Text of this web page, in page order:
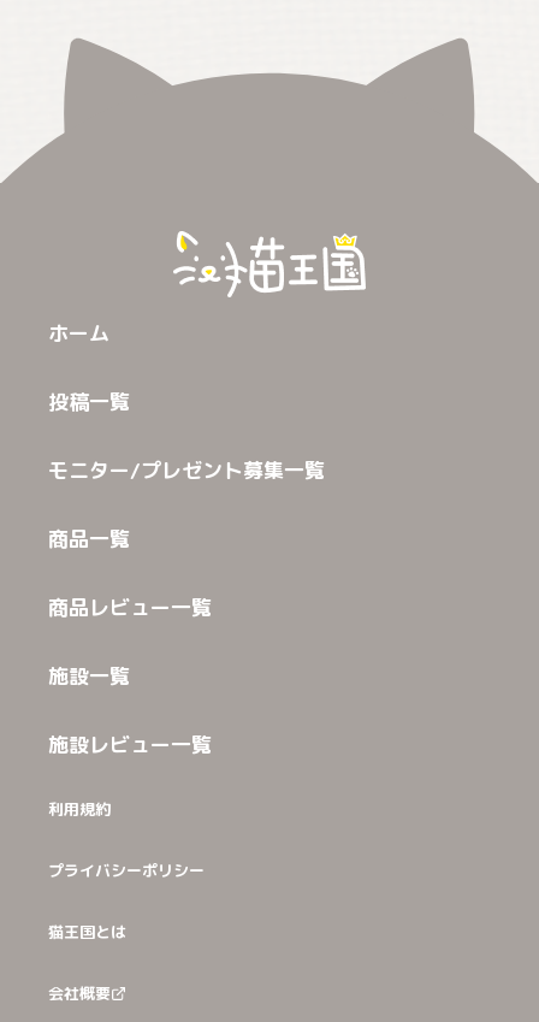
ホーム
投稿一覧
モニター/プレゼント募集一覧
商品一覧
商品レビュー一覧
施設一覧
施設レビュー一覧
利用規約
プライバシーポリシー
猫王国とは
会社概要